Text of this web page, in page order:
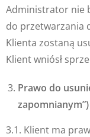
Administrator nie
do przetwarzania
Klienta zostaną
Klient wniósł
Prawo do
zapomnianym”)
3.1. Klient ma